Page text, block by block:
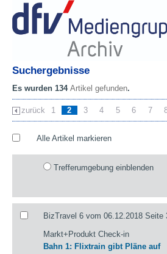
Suchergebnisse
Es wurden 134 Artikel gefunden.
zurück 1 2 3 4 5 6 7
Alle Artikel markieren
Trefferumgebung einblenden
BizTravel 6 vom 06.12.2018 Seite
Markt+Produkt Check-in
Bahn 1: Flixtrain gibt Pläne auf